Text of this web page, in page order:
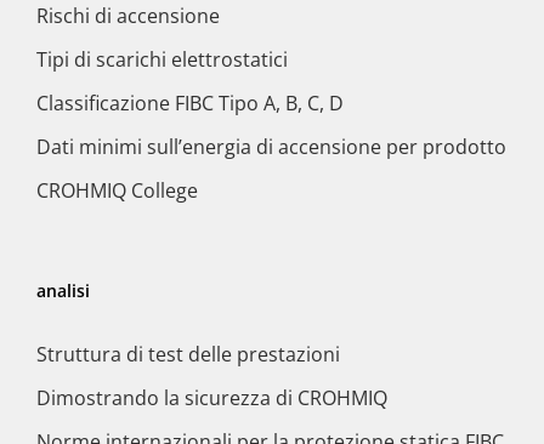
Rischi di accensione
Tipi di scarichi elettrostatici
Classificazione FIBC Tipo A, B, C, D
Dati minimi sull’energia di accensione per prodotto
CROHMIQ College
analisi
Struttura di test delle prestazioni
Dimostrando la sicurezza di CROHMIQ